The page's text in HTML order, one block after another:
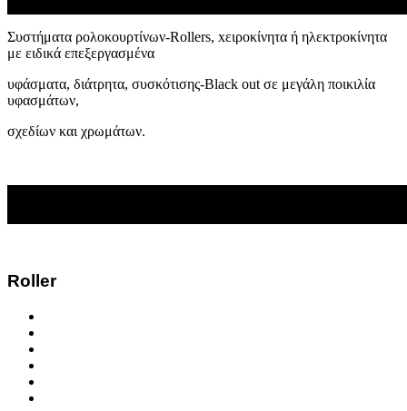
Συστήματα ρολοκουρτίνων-Rollers, xειροκίνητα ή ηλεκτροκίνητα
με ειδικά επεξεργασμένα
υφάσματα, διάτρητα, συσκότισης-Black out σε μεγάλη ποικιλία
υφασμάτων,
σχεδίων και χρωμάτων.
Roller